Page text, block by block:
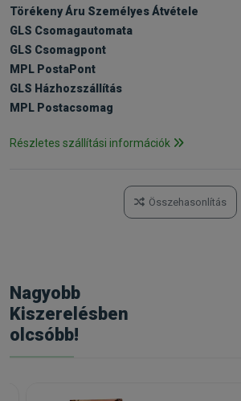
Törékeny Áru Személyes Átvétele
GLS Csomagautomata
GLS Csomagpont
MPL PostaPont
GLS Házhozszállítás
MPL Postacsomag
Részletes szállítási információk
Összehasonlítás
Nagyobb
Kiszerelésben
olcsóbb!